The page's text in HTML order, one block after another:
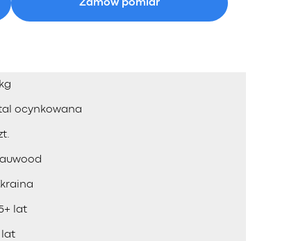
Zamów pomiar
ocynkowana
lat
lat